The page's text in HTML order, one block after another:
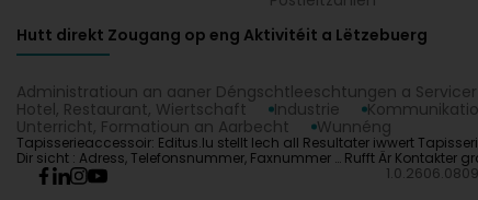
Hutt direkt Zougang op eng Aktivitéit a Lëtzebuerg
Administratioun an aaner Déngschtleeschtungen a Servicer
Hotel, Restaurant, Wiertschaft
Industrie
Unterricht, Formatioun an Aarbecht
Wunnéng
Tapisserieaccessoir: Editus.lu stellt Iech all Resultater iwwert
Dir sicht : Adress, Telefonsnummer, Faxnummer … Rufft Är Kontakter
1.0.2606.0809